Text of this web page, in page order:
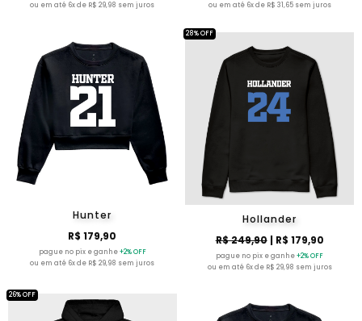
ou em até 6x de R$ 29,98 sem juros
ou em até 6x de R$ 31,65 sem juros
Hunter
R$ 179,90
pague no pix e ganhe+2% OFF
ou em até 6x de R$ 29,98 sem juros
Hollander
R$ 249,90| R$ 179,90
pague no pix e ganhe+2% OFF
ou em até 6x de R$ 29,98 sem juros
28% OFF
26% OFF